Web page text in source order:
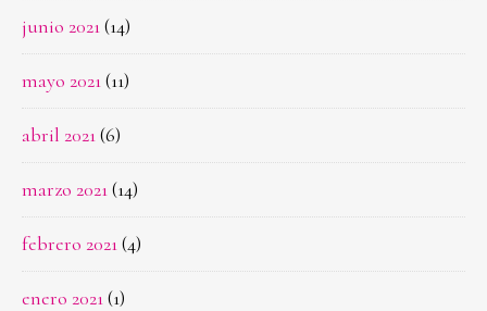
junio 2021(14)
mayo 2021(11)
abril 2021(6)
marzo 2021(14)
febrero 2021(4)
enero 2021(1)